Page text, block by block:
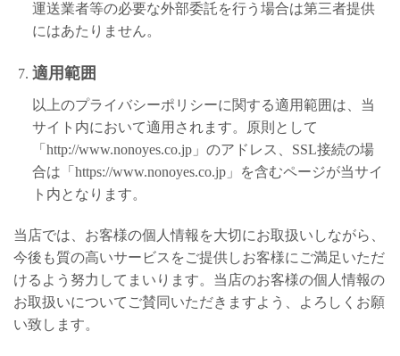
運送業者等の必要な外部委託を行う場合は第三者提供
にはあたりません。
適用範囲
以上のプライバシーポリシーに関する適用範囲は、当
サイト内において適用されます。原則として
「http://www.nonoyes.co.jp」のアドレス、SSL接続の場
合は「https://www.nonoyes.co.jp」を含むページが当サイ
ト内となります。
当店では、お客様の個人情報を大切にお取扱いしながら、
今後も質の高いサービスをご提供しお客様にご満足いただ
けるよう努力してまいります。当店のお客様の個人情報の
お取扱いについてご賛同いただきますよう、よろしくお願
い致します。